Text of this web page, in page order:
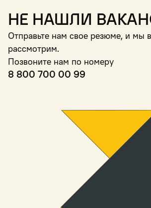
Не нашли
Отправьте нам свое резюме, и мы
рассмотрим.
Позвоните нам по номеру
8 800 700 00 99